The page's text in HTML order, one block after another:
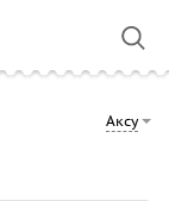
Аксу